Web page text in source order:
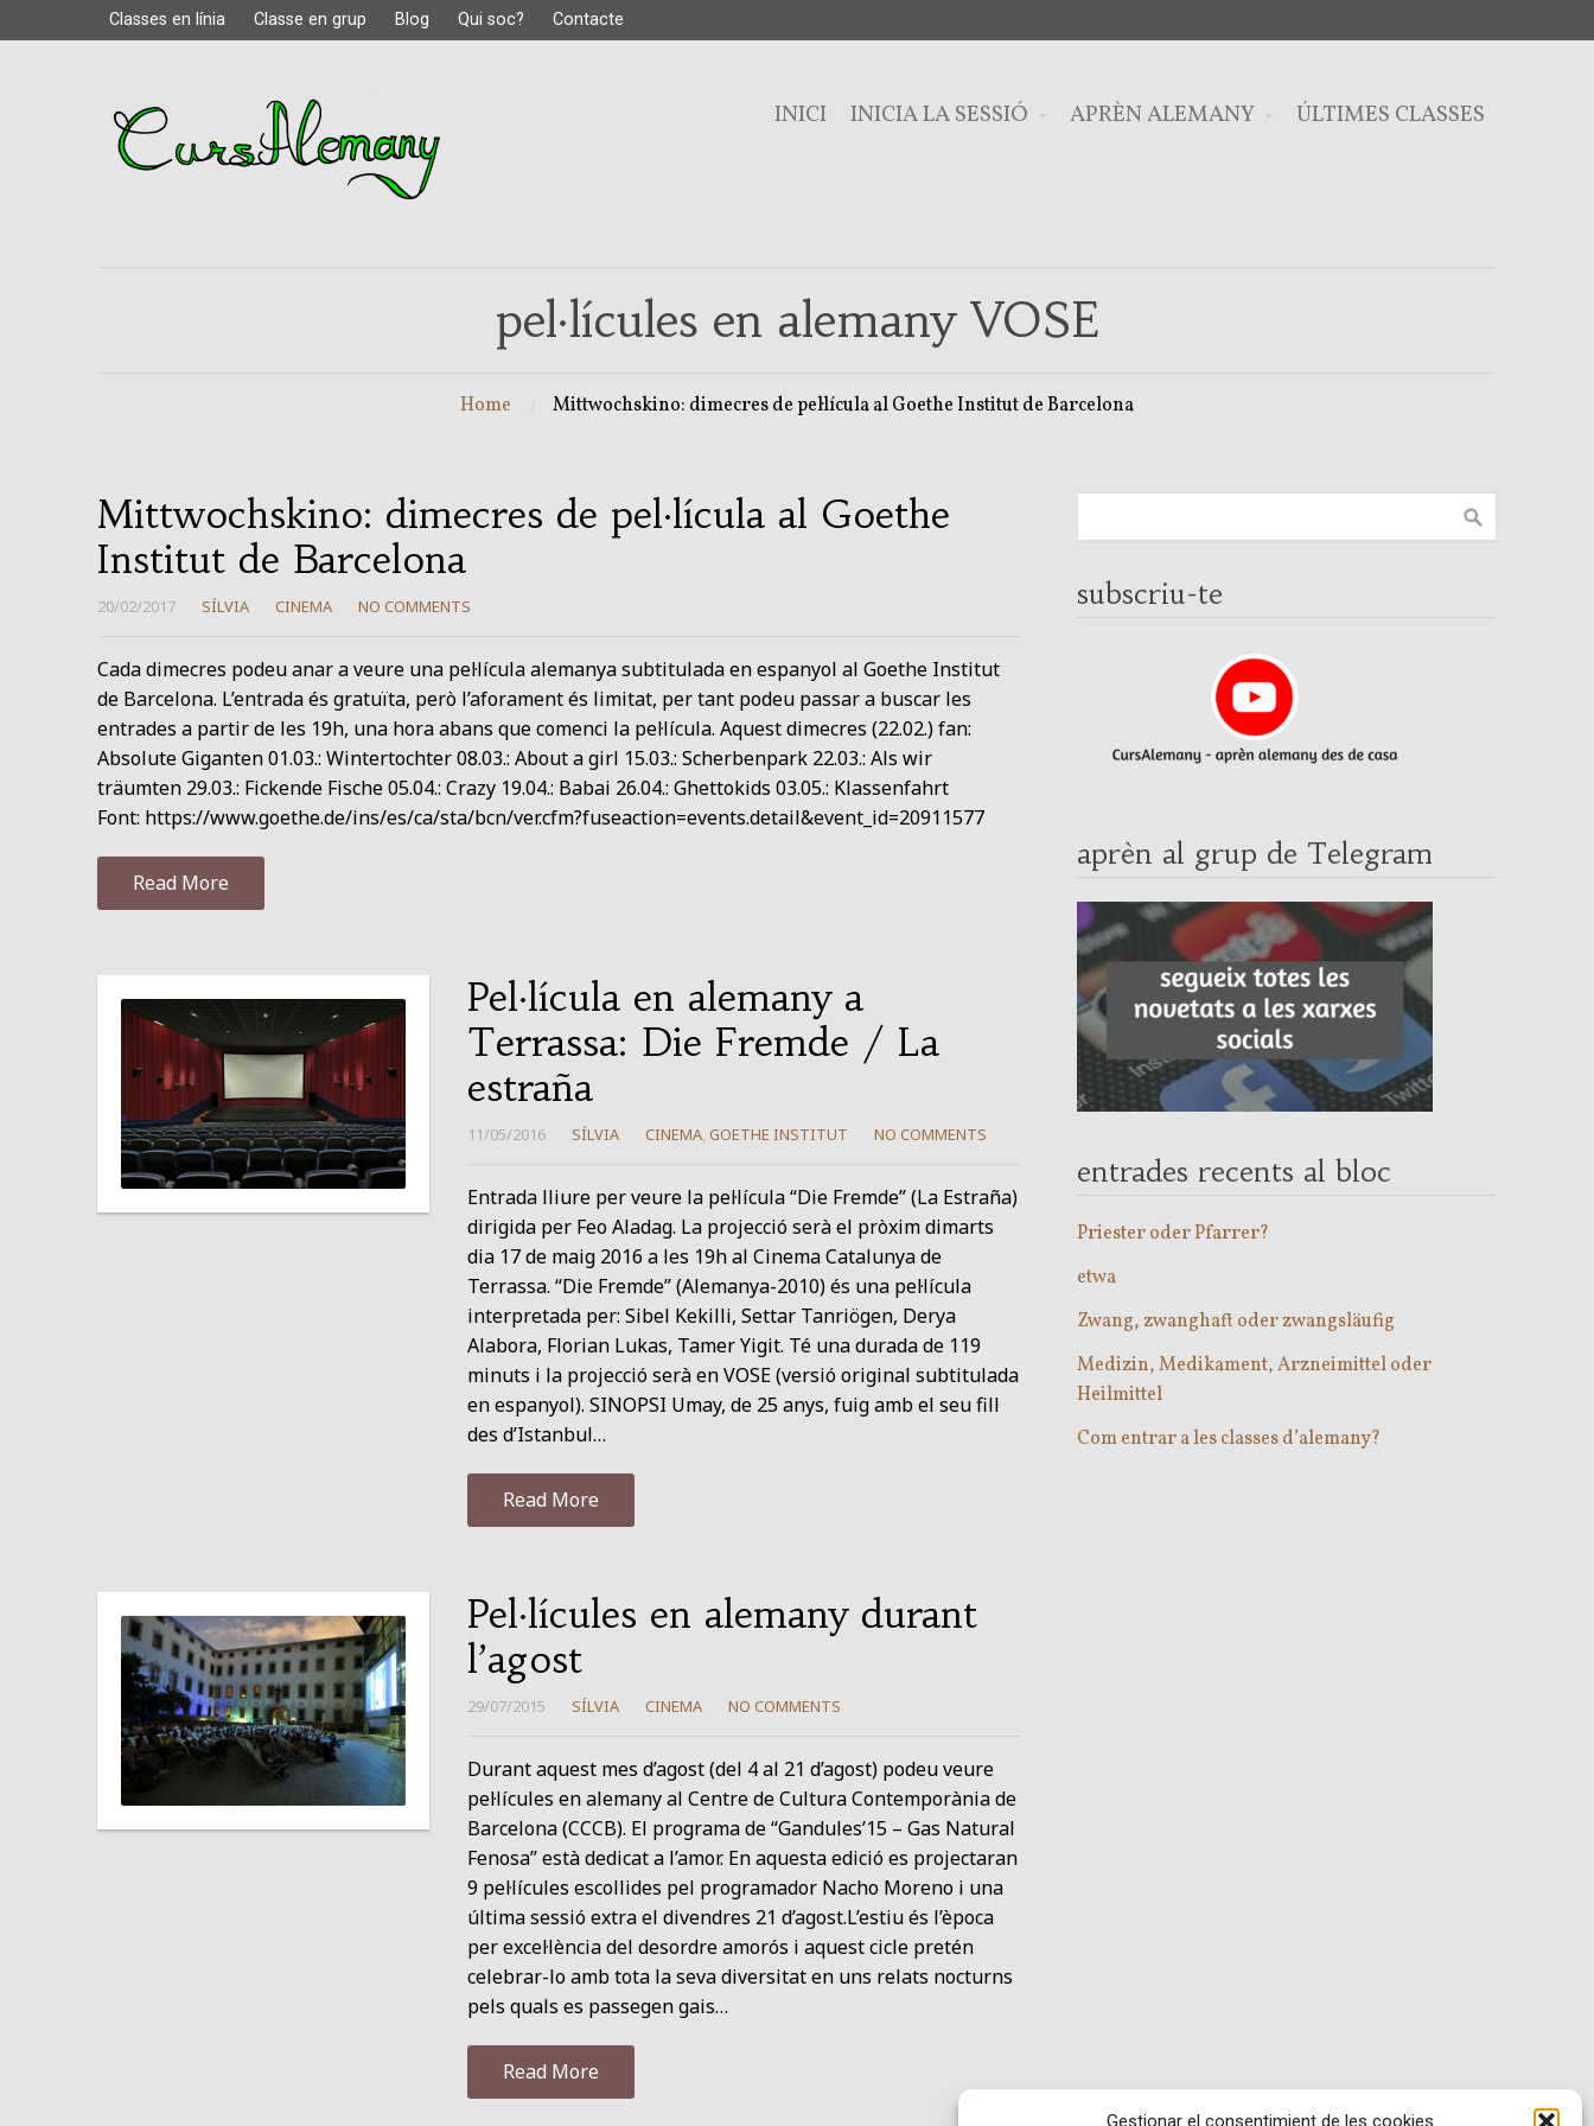
Gestionar el consentimient de les cookies
Classes en línia Classe en grup Blog Qui soc? Contacte
INICI INICIA LA SESSIÓ APRÈN ALEMANY ÚLTIMES CLASSES
pel·lícules en alemany VOSE
Home Mittwochskino: dimecres de pel·lícula al Goethe Institut de Barcelona
Mittwochskino: dimecres de pel·lícula al Goethe
Institut de Barcelona
20/02/2017 SÍLVIA CINEMA NO COMMENTS
Cada dimecres podeu anar a veure una pel·lícula alemanya subtitulada en espanyol al Goethe Institut
de Barcelona. L’entrada és gratuïta, però l’aforament és limitat, per tant podeu passar a buscar les
entrades a partir de les 19h, una hora abans que comenci la pel·lícula. Aquest dimecres (22.02.) fan:
Absolute Giganten 01.03.: Wintertochter 08.03.: About a girl 15.03.: Scherbenpark 22.03.: Als wir
träumten 29.03.: Fickende Fische 05.04.: Crazy 19.04.: Babai 26.04.: Ghettokids 03.05.: Klassenfahrt
Font: https://www.goethe.de/ins/es/ca/sta/bcn/ver.cfm?fuseaction=events.detail&event_id=20911577
Read More
Pel·lícula en alemany a
Terrassa: Die Fremde / La
estraña
11/05/2016 SÍLVIA CINEMA, GOETHE INSTITUT NO COMMENTS
Entrada lliure per veure la pel·lícula “Die Fremde” (La Estraña)
dirigida per Feo Aladag. La projecció serà el pròxim dimarts
dia 17 de maig 2016 a les 19h al Cinema Catalunya de
Terrassa. “Die Fremde” (Alemanya-2010) és una pel·lícula
interpretada per: Sibel Kekilli, Settar Tanriögen, Derya
Alabora, Florian Lukas, Tamer Yigit. Té una durada de 119
minuts i la projecció serà en VOSE (versió original subtitulada
en espanyol). SINOPSI Umay, de 25 anys, fuig amb el seu fill
des d’Istanbul…
Read More
Pel·lícules en alemany durant
l’agost
29/07/2015 SÍLVIA CINEMA NO COMMENTS
Durant aquest mes d’agost (del 4 al 21 d’agost) podeu veure
pel·lícules en alemany al Centre de Cultura Contemporània de
Barcelona (CCCB). El programa de “Gandules’15 – Gas Natural
Fenosa” està dedicat a l’amor. En aquesta edició es projectaran
9 pel·lícules escollides pel programador Nacho Moreno i una
última sessió extra el divendres 21 d’agost.L’estiu és l’època
per excel·lència del desordre amorós i aquest cicle pretén
celebrar-lo amb tota la seva diversitat en uns relats nocturns
pels quals es passegen gais…
Read More
subscriu-te
aprèn al grup de Telegram
entrades recents al bloc
Priester oder Pfarrer?
etwa
Zwang, zwanghaft oder zwangsläufig
Medizin, Medikament, Arzneimittel oder
Heilmittel
Com entrar a les classes d’alemany?